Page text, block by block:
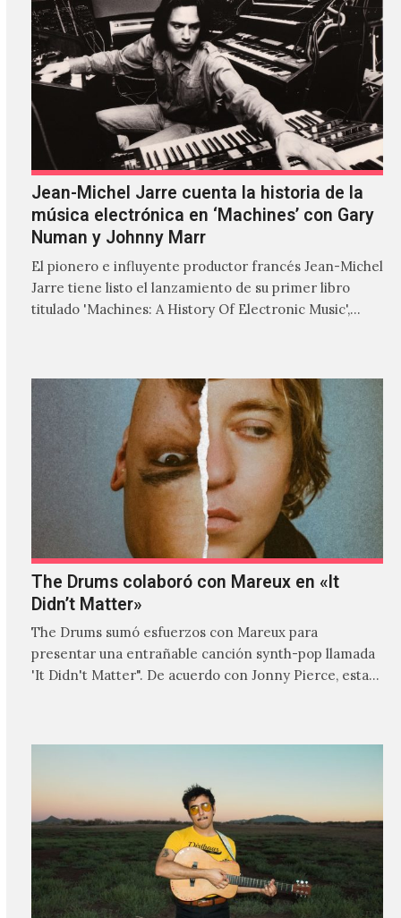
Jean-Michel Jarre cuenta la historia de la
música electrónica en ‘Machines’ con Gary
Numan y Johnny Marr
El pionero e influyente productor francés Jean-Michel
Jarre tiene listo el lanzamiento de su primer libro
titulado 'Machines: A History Of Electronic Music',
The Drums colaboró con Mareux en «It
Didn’t Matter»
The Drums sumó esfuerzos con Mareux para
presentar una entrañable canción synth-pop llamada
'It Didn't Matter". De acuerdo con Jonny Pierce, esta